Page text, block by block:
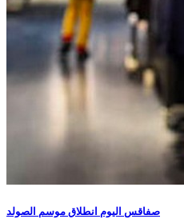
صفاقس اليوم انطلاق موسم الصولد